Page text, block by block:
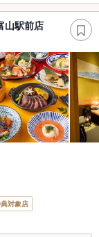
山駅前店
対象店